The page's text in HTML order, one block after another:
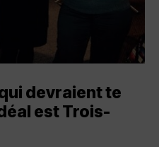
devraient te
est Trois-